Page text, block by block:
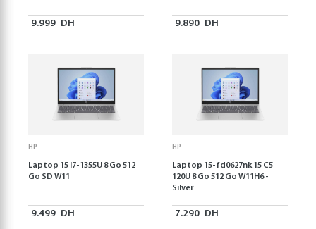
9.999 DH 9.890 DH
HP
Laptop 15 I7-1355U 8 Go 512
Go SD W11
9.499 DH
HP
Laptop 15-fd0627nk 15 C5
120U 8 Go 512 Go W11H6 -
Silver
7.290 DH